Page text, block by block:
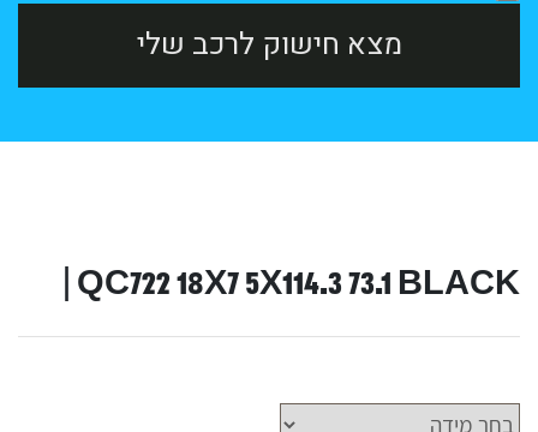
מצא חישוק לרכב שלי
QC722 18X7 5X114.3 73.1 BLACK |